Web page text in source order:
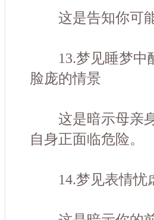
这是告知你可能
13.梦见睡梦中
脸庞的情景
这是暗示母亲身
自身正面临危险。
14.梦见表情忧